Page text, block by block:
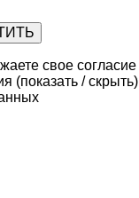
свое согласие
(показать / скрыть)